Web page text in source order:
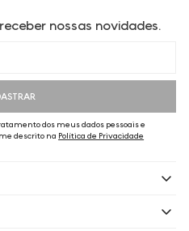
nossas novidades.
dos meus dados pessoais e
descrito na Política de Privacidade